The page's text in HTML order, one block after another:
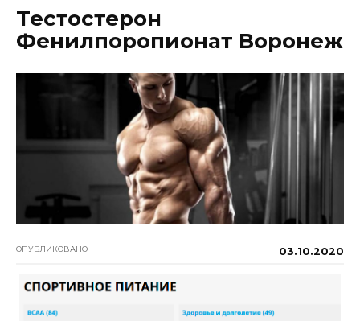
Тестостерон
Фенилпоропионат Воронеж
ОПУБЛИКОВАНО 03.10.2020